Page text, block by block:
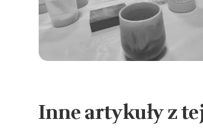
Inne artykuły z